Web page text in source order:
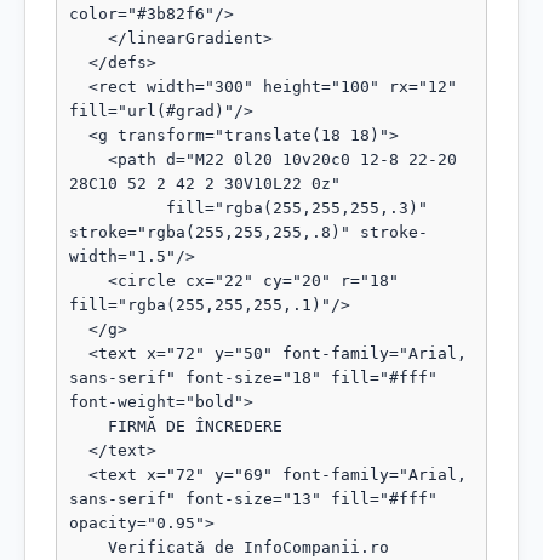
color="#3b82f6"/>
fill="url(#grad)"/>
28C10 52 2 42 2 30V10L22 0z"
stroke="rgba(255,255,255,.8)" stroke-
width="1.5"/>
fill="rgba(255,255,255,.1)"/>
sans-serif" font-size="18" fill="#fff"
font-weight="bold">
sans-serif" font-size="13" fill="#fff"
opacity="0.95">